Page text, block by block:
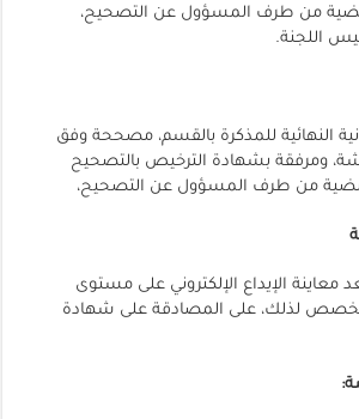
من طرف المسؤول عن التصحيح،
اللجنة.
النهائية للمذكرة بالقسم، مصححة وفق
ومرفقة بشهادة الترخيص بالتصحيح
من طرف المسؤول عن التصحيح،
الإيداع الإلكتروني على مستوى
لذلك، على المصادقة على شهادة
: